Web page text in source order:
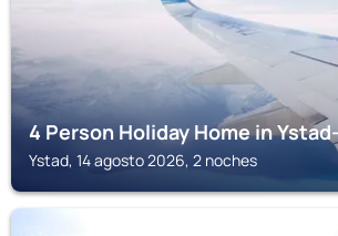
4 Person Holiday Home in
Ystad, 14 agosto 2026, 2 noches